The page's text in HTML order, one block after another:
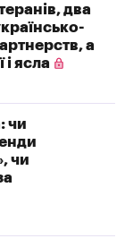
два
а
і ясла
чи
чи